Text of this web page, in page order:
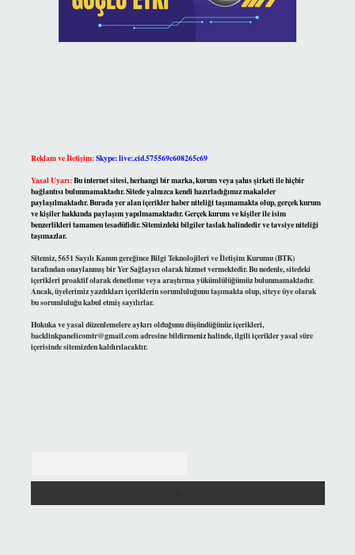
Reklam ve İletişim:Skype: live:.cid.575569c608265c69
Yasal Uyarı:Bu internet sitesi, herhangi bir marka, kurum veya şahıs şirketi ile hiçbir
bağlantısı bulunmamaktadır. Sitede yalnızca kendi hazırladığımız makaleler
paylaşılmaktadır. Burada yer alan içerikler haber niteliği taşımamakta olup, gerçek kurum
ve kişiler hakkında paylaşım yapılmamaktadır. Gerçek kurum ve kişiler ile isim
benzerlikleri tamamen tesadüfidir. Sitemizdeki bilgiler taslak halindedir ve tavsiye niteliği
taşımazlar.
Sitemiz, 5651 Sayılı Kanun gereğince Bilgi Teknolojileri ve İletişim Kurumu (BTK)
tarafından onaylanmış bir Yer Sağlayıcı olarak hizmet vermektedir. Bu nedenle, sitedeki
içerikleri proaktif olarak denetleme veya araştırma yükümlülüğümüz bulunmamaktadır.
Ancak, üyelerimiz yazdıkları içeriklerin sorumluluğunu taşımakta olup, siteye üye olarak
bu sorumluluğu kabul etmiş sayılırlar.
Hukuka ve yasal düzenlemelere aykırı olduğunu düşündüğünüz içerikleri,
backlinkpanelicomtr@gmail.comadresine bildirmeniz halinde, ilgili içerikler yasal süre
içerisinde sitemizden kaldırılacaktır.